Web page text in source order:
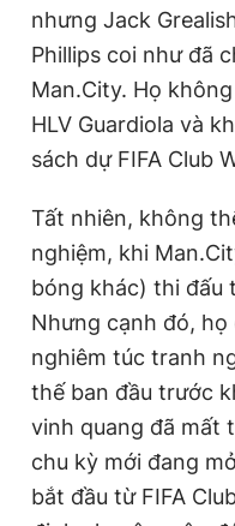
nhưng Jack
Phillips coi như đã
Man.City. Họ
HLV Guardiola và
sách dự FIFA Club
Tất nhiên, không
nghiệm, khi
bóng khác) thi đấu
Nhưng cạnh đó,
nghiêm túc tranh
thế ban đầu trước
vinh quang đã mất
chu kỳ mới đang
bắt đầu từ FIFA